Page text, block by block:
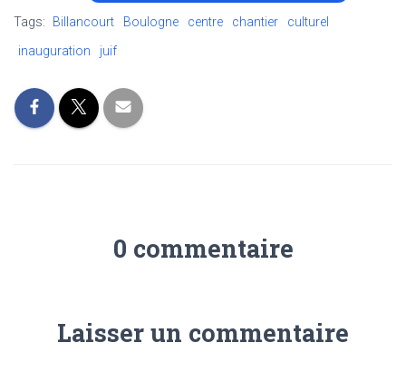
Tags: Billancourt Boulogne centre chantier
culturel
inauguration
juif
0 commentaire
Laisser un commentaire